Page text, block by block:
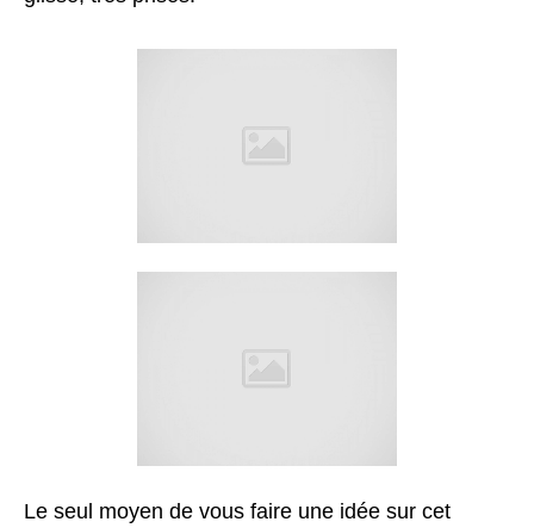
Le seul moyen de vous faire une idée sur cet